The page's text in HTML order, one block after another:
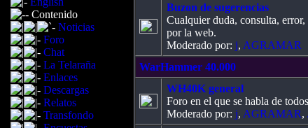
Contenido
Noticias
Foro
Chat
La Telaraña
Enlaces
Descargas
Relatos
Transfondo
Buzon de sugerencias
Cualquier duda, consulta,
por la web.
Moderado por: j, AGRAMAR
WarHammer 40.000
WH40K general
Foro en el que se habla de
Moderado por: j, AGRAMAR,